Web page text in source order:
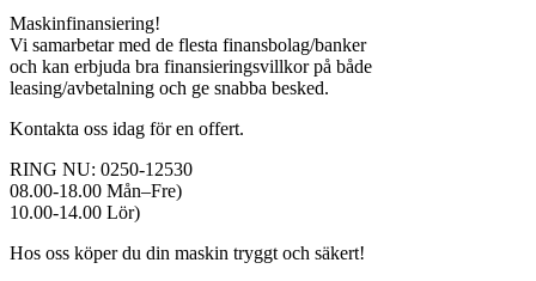
Maskinfinansiering!
Vi samarbetar med de flesta finansbolag/banker
och kan erbjuda bra finansieringsvillkor på både
leasing/avbetalning och ge snabba besked.
Kontakta oss idag för en offert.
RING NU: 0250-12530
08.00-18.00 Mån–Fre)
10.00-14.00 Lör)
Hos oss köper du din maskin tryggt och säkert!